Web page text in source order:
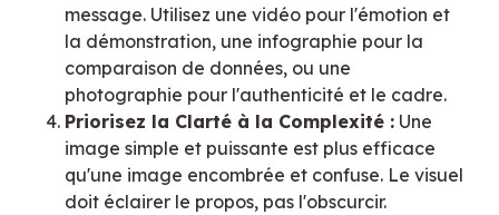
message. Utilisez une vidéo pour l'émotion et
la démonstration, une infographie pour la
comparaison de données, ou une
photographie pour l'authenticité et le cadre.
Priorisez la Clarté à la Complexité : Une
image simple et puissante est plus efficace
qu'une image encombrée et confuse. Le visuel
doit éclairer le propos, pas l'obscurcir.